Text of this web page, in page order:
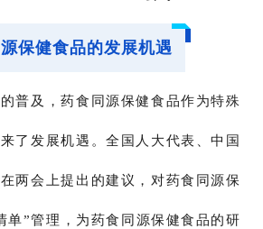
保健食品的发展机遇
普及，药食同源保健食品作为特殊
了发展机遇。全国人大代表、中国
两会上提出的建议，对药食同源保
单”管理，为药食同源保健食品的研